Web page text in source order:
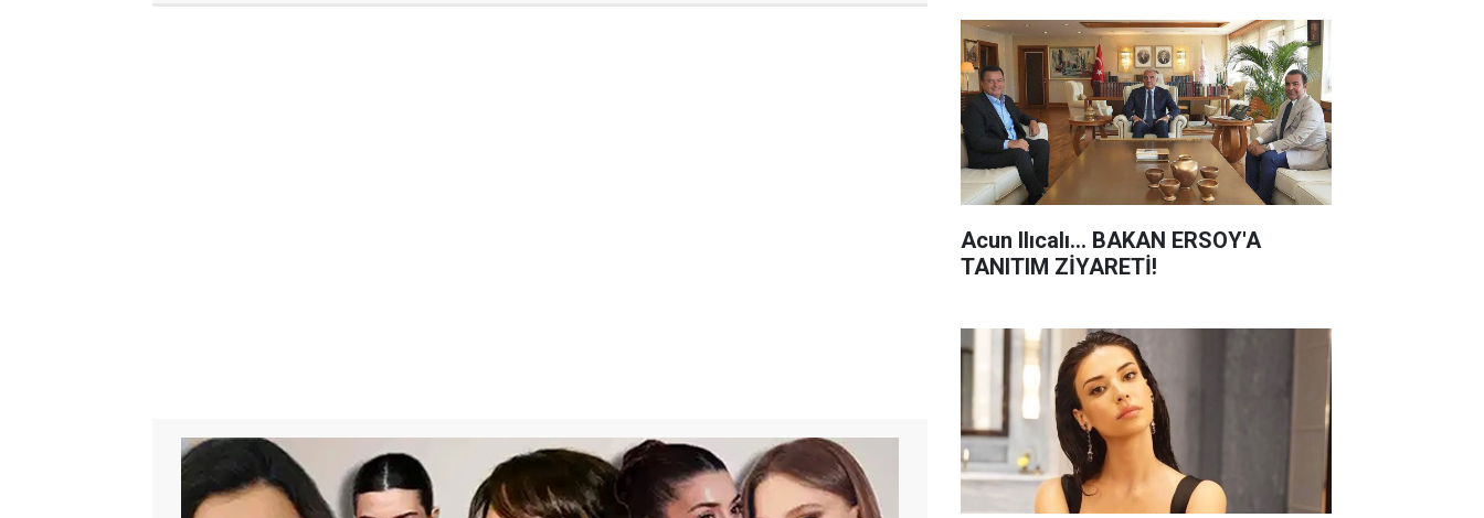
Acun Ilıcalı... BAKAN ERSOY'A
TANITIM ZİYARETİ!